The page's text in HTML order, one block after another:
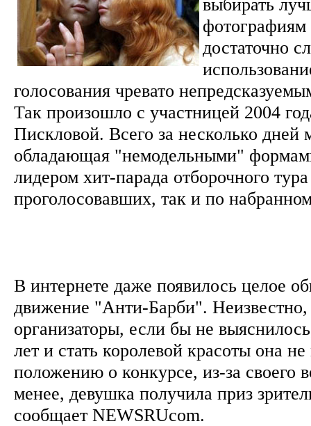
фотографиям
достаточно
голосования чревато
Так произошло с участницей 2004
Пискловой. Всего за несколько дней
обладающая "немодельными"
лидером хит-парада отборочного
проголосовавших, так и по
В интернете даже появилось целое
движение "Анти-Барби".
организаторы, если бы не
лет и стать королевой красоты она
положению о конкурсе, из-за своего
менее, девушка получила приз
сообщает NEWSRUcom.